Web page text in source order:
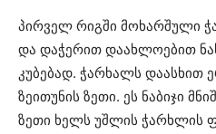
პირველ რიგში მოხარშული
და დაჭერით დაახლოებით
კუბებად. ჭარხალს დაასხით
ზეითუნის ზეთი. ეს ნაბიჯი
ზეთი ხელს უშლის ჭარხლის